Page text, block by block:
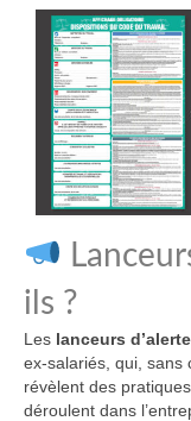
ils ?
Les lanceurs d’alerte
ex-salariés, qui, sans
révèlent des
déroulent dans